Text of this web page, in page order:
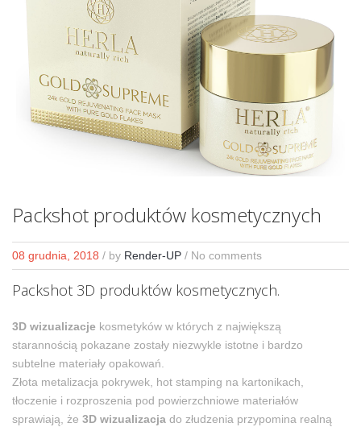
Packshot produktów kosmetycznych
08 grudnia, 2018 / by Render-UP / No comments
Packshot 3D produktów kosmetycznych.
3D wizualizacje kosmetyków w których z największą
starannością pokazane zostały niezwykle istotne i bardzo
subtelne materiały opakowań.
Złota metalizacja pokrywek, hot stamping na kartonikach,
tłoczenie i rozproszenia pod powierzchniowe materiałów
sprawiają, że 3D wizualizacja do złudzenia przypomina realną